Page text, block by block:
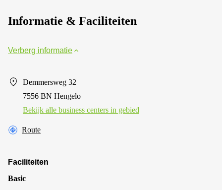
Informatie & Faciliteiten
Verberg informatie
Demmersweg 32
7556 BN Hengelo
Bekijk alle business centers in gebied
Route
Faciliteiten
Basic